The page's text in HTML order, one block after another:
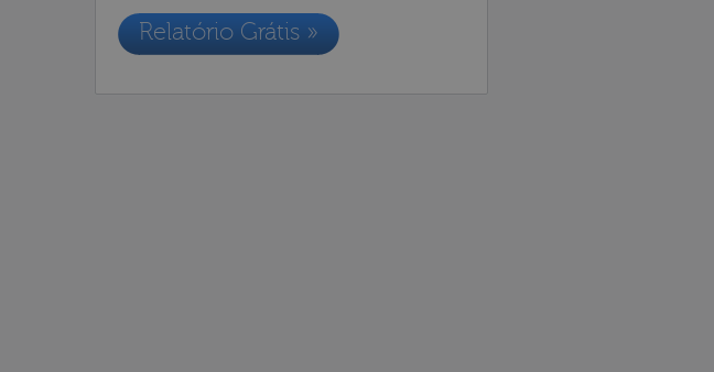
Relatório Grátis »